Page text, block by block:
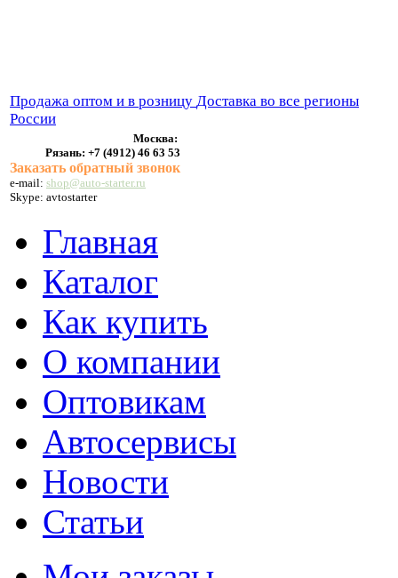
Продажа оптом и в розницу Доставка во все регионы
России
Москва:
Рязань: +7 (4912) 46 63 53
Заказать обратный звонок
e-mail: shop@auto-starter.ru
Skype: avtostarter
Главная
Каталог
Как купить
О компании
Оптовикам
Автосервисы
Новости
Статьи